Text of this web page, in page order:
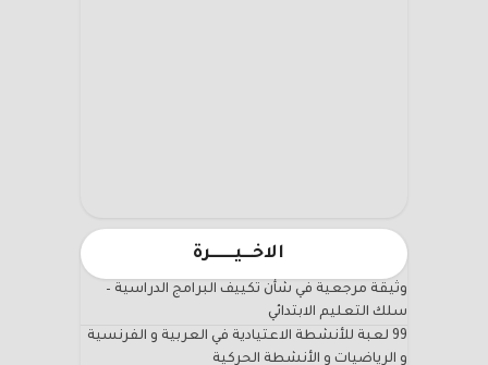
الاخـــيـــــــرة
وثيقة مرجعية في شأن تكييف البرامج الدراسية –
سلك التعليم الابتدائي
99 لعبة للأنشطة الاعتيادية في العربية و الفرنسية
و الرياضيات و الأنشطة الحركية